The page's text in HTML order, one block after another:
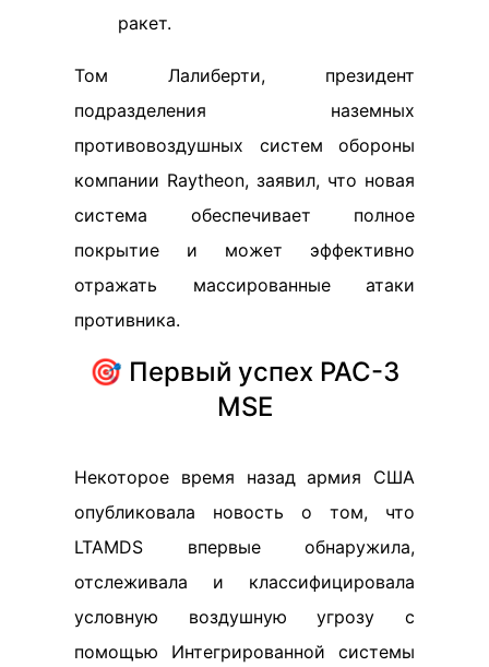
ракет.
Том Лалиберти, президент
подразделения наземных
противовоздушных систем обороны
компании Raytheon, заявил, что новая
система обеспечивает полное
покрытие и может эффективно
отражать массированные атаки
противника.
🎯 Первый успех PAC-3
MSE
Некоторое время назад армия США
опубликовала новость о том, что
LTAMDS впервые обнаружила,
отслеживала и классифицировала
условную воздушную угрозу с
помощью Интегрированной системы